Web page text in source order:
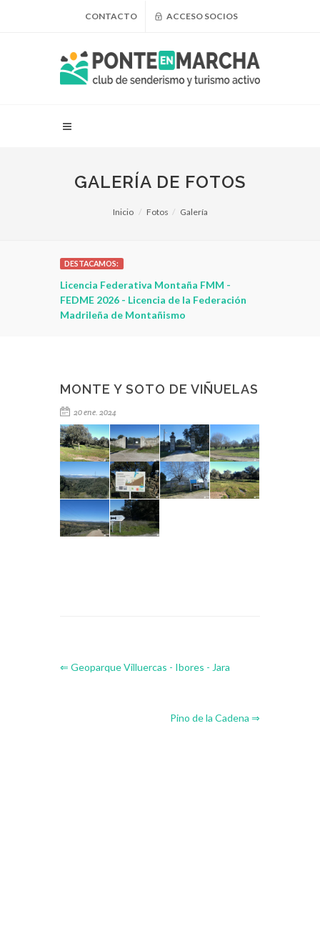
CONTACTO ACCESO SOCIOS
GALERÍA DE FOTOS
Inicio Fotos Galería
DESTACAMOS:
Licencia Federativa Montaña FMM -
FEDME 2026 - Licencia de la Federación
Madrileña de Montañismo
MONTE Y SOTO DE VIÑUELAS
20 ene. 2024
⇐ Geoparque Villuercas - Ibores - Jara
Pino de la Cadena ⇒